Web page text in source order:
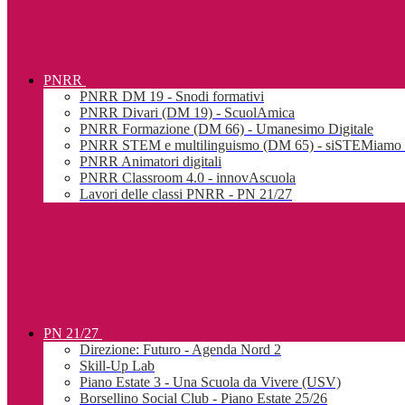
PNRR
PNRR DM 19 - Snodi formativi
PNRR Divari (DM 19) - ScuolAmica
PNRR Formazione (DM 66) - Umanesimo Digitale
PNRR STEM e multilinguismo (DM 65) - siSTEMiamo
PNRR Animatori digitali
PNRR Classroom 4.0 - innovAscuola
Lavori delle classi PNRR - PN 21/27
PN 21/27
Direzione: Futuro - Agenda Nord 2
Skill-Up Lab
Piano Estate 3 - Una Scuola da Vivere (USV)
Borsellino Social Club - Piano Estate 25/26